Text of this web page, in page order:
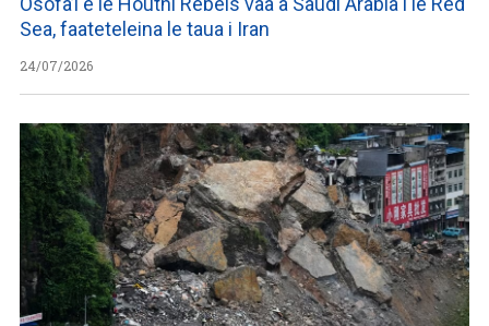
Sea, faateteleina le taua i Iran
24/07/2026